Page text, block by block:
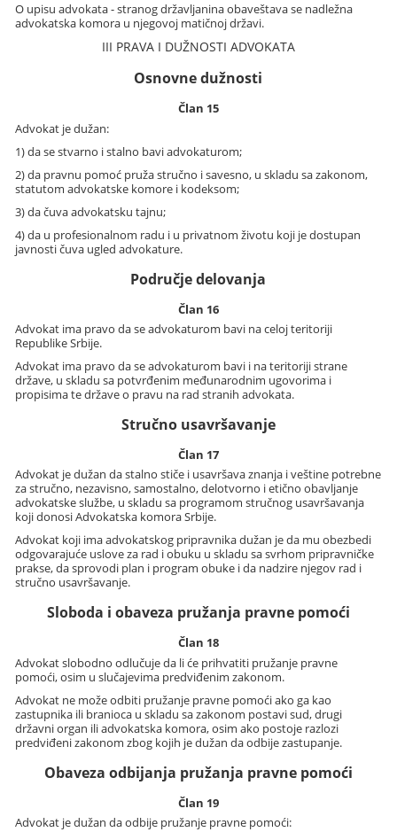
O upisu advokata - stranog državljanina obaveštava se nadležna
advokatska komora u njegovoj matičnoj državi.
III PRAVA I DUŽNOSTI ADVOKATA
Osnovne dužnosti
Član 15
Advokat je dužan:
1) da se stvarno i stalno bavi advokaturom;
2) da pravnu pomoć pruža stručno i savesno, u skladu sa zakonom,
statutom advokatske komore i kodeksom;
3) da čuva advokatsku tajnu;
4) da u profesionalnom radu i u privatnom životu koji je dostupan
javnosti čuva ugled advokature.
Područje delovanja
Član 16
Advokat ima pravo da se advokaturom bavi na celoj teritoriji
Republike Srbije.
Advokat ima pravo da se advokaturom bavi i na teritoriji strane
države, u skladu sa potvrđenim međunarodnim ugovorima i
propisima te države o pravu na rad stranih advokata.
Stručno usavršavanje
Član 17
Advokat je dužan da stalno stiče i usavršava znanja i veštine potrebne
za stručno, nezavisno, samostalno, delotvorno i etično obavljanje
advokatske službe, u skladu sa programom stručnog usavršavanja
koji donosi Advokatska komora Srbije.
Advokat koji ima advokatskog pripravnika dužan je da mu obezbedi
odgovarajuće uslove za rad i obuku u skladu sa svrhom pripravničke
prakse, da sprovodi plan i program obuke i da nadzire njegov rad i
stručno usavršavanje.
Sloboda i obaveza pružanja pravne pomoći
Član 18
Advokat slobodno odlučuje da li će prihvatiti pružanje pravne
pomoći, osim u slučajevima predviđenim zakonom.
Advokat ne može odbiti pružanje pravne pomoći ako ga kao
zastupnika ili branioca u skladu sa zakonom postavi sud, drugi
državni organ ili advokatska komora, osim ako postoje razlozi
predviđeni zakonom zbog kojih je dužan da odbije zastupanje.
Obaveza odbijanja pružanja pravne pomoći
Član 19
Advokat je dužan da odbije pružanje pravne pomoći: